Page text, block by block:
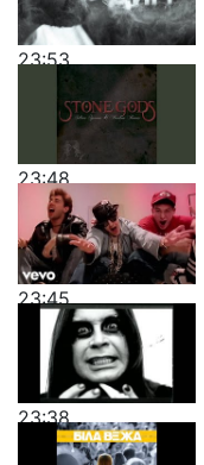
23:53
23:48
23:45
23:38